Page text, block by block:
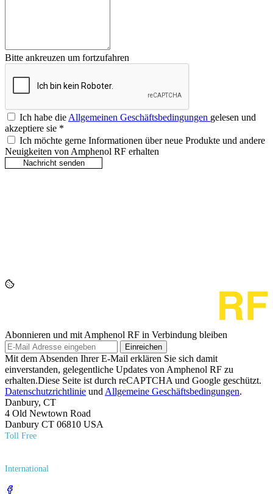
Bitte ankreuzen um fortzufahren
Ich habe die Allgemeinen Geschäftsbedingungen gelesen und
akzeptiere sie *
Ich möchte gerne Informationen über neue Produkte und andere
Neuigkeiten von Amphenol RF erhalten
Abonnieren und mit Amphenol RF in Verbindung bleiben
Einreichen
Mit dem Absenden Ihrer E-Mail erklären Sie sich damit
einverstanden, gelegentliche Updates von Amphenol RF zu
erhalten.Diese Seite ist durch reCAPTCHA und Google geschützt.
Datenschutzrichtlinie und Allgemeine Geschäftsbedingungen.
Danbury, CT
4 Old Newtown Road
Danbury CT 06810 USA
Toll Free
International